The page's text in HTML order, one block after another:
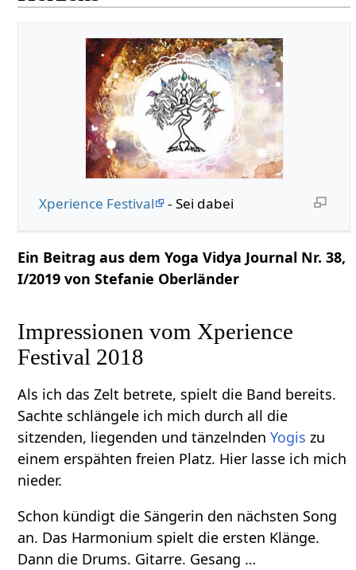
Xperience Festival - Sei dabei
Ein Beitrag aus dem Yoga Vidya Journal Nr. 38,
I/2019 von Stefanie Oberländer
Impressionen vom Xperience
Festival 2018
Als ich das Zelt betrete, spielt die Band bereits.
Sachte schlängele ich mich durch all die
sitzenden, liegenden und tänzelndenYogis zu
einem erspähten freien Platz. Hier lasse ich mich
nieder.
Schon kündigt die Sängerin den nächsten Song
an. Das Harmonium spielt die ersten Klänge.
Dann die Drums. Gitarre. Gesang …